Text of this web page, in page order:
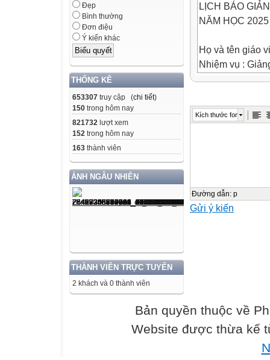
Đẹp
Bình thường
Đơn điệu
Ý kiến khác
THỐNG KÊ
653307 truy cập (chi tiết)
150 trong hôm nay
821732 lượt xem
152 trong hôm nay
163 thành viên
ẢNH NGẪU NHIÊN
THÀNH VIÊN TRỰC TUYẾN
2 khách và 0 thành viên
LỊCH BÁO
NĂM HỌC
Họ và tên giáo
Nhiệm vụ :
Ngày
Tên bài học
S
Kích thước font
Đường dẫn: p
Gửi ý kiến
Bản quyền thuộc về
Website được thừa kế